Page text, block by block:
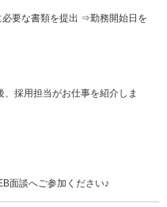
要な書類を提出 ⇒勤務開始日を
採用担当がお仕事を紹介しま
面談へご参加ください♪